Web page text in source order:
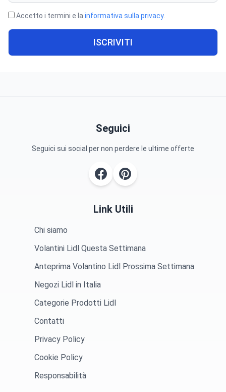
Accetto i termini e la informativa sulla privacy.
ISCRIVITI
Seguici
Seguici sui social per non perdere le ultime offerte
Link Utili
Chi siamo
Volantini Lidl Questa Settimana
Anteprima Volantino Lidl Prossima Settimana
Negozi Lidl in Italia
Categorie Prodotti Lidl
Contatti
Privacy Policy
Cookie Policy
Responsabilità